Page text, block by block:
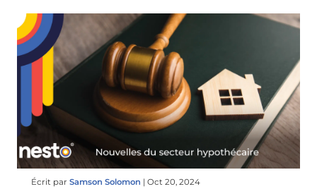
Écrit par Samson Solomon | Oct 20, 2024